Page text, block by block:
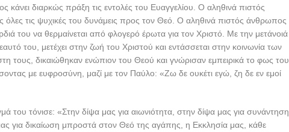
κάνει διαρκώς πράξη τις εντολές του Ευαγγελίου. Ο αληθινά πιστός
όλες τις ψυχικές του δυνάμεις προς τον Θεό. Ο αληθινά πιστός άνθρωπος
του να θερμαίνεται από φλογερό έρωτα για τον Χριστό. Με την μετάνοιά
του, μετέχει στην ζωή του Χριστού και εντάσσεται στην κοινωνία των
τους, δικαιώθηκαν ενώπιον του Θεού και γνώρισαν εμπειρικά το φως του
με ευφροσύνη, μαζί με τον Παύλο: «Ζω δε ουκέτι εγώ, ζη δε εν εμοί
του τόνισε: «Στην δίψα μας για αιωνιότητα, στην δίψα μας για συνάντηση
για δικαίωση μπροστά στον Θεό της αγάπης, η Εκκλησία μας, κάθε